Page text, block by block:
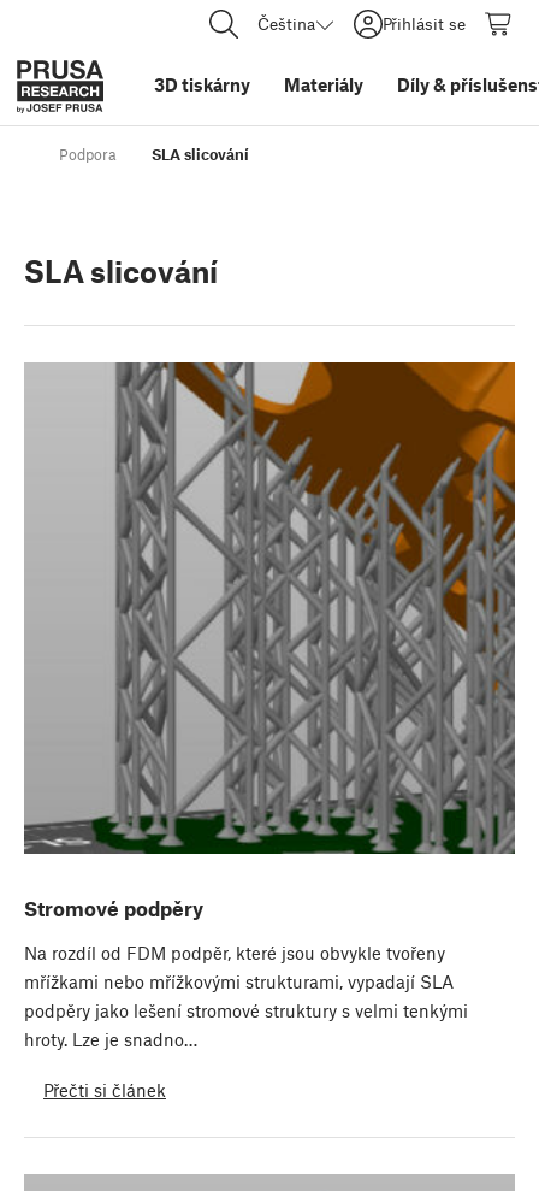
Čeština Přihlásit se
3D tiskárny Materiály Díly&
Podpora SLA slicování
SLA slicování
Stromové podpěry
Na rozdíl od FDM podpěr, které jsou obvykle tvořeny
mřížkami nebo mřížkovými strukturami, vypadají SLA
podpěry jako lešení stromové struktury s velmi tenkými
hroty. Lze je snadno…
Přečti si článek